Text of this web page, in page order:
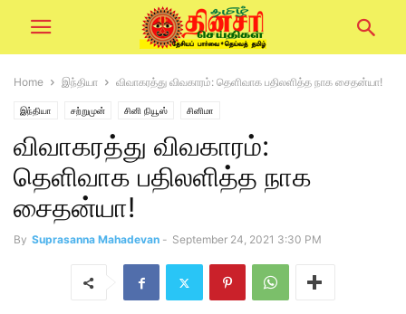
Home இந்தியா விவாகரத்து விவகாரம்: தெளிவாக பதிலளித்த நாக சைதன்யா!
இந்தியா சற்றுமுன் சினி நியூஸ் சினிமா
விவாகரத்து விவகாரம்:
தெளிவாக பதிலளித்த நாக
சைதன்யா!
By Suprasanna Mahadevan - September 24, 2021 3:30 PM